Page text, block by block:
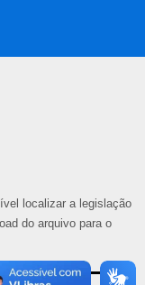
localizar a legislação
do arquivo para o